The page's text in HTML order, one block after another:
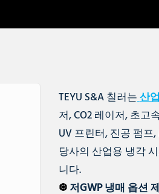
TEYU S&A 칠러는산
저, CO2 레이저, 초고
UV 프린터, 진공 펌
당사의 산업용 냉각
니다.
❆ 저GWP 냉매 옵션